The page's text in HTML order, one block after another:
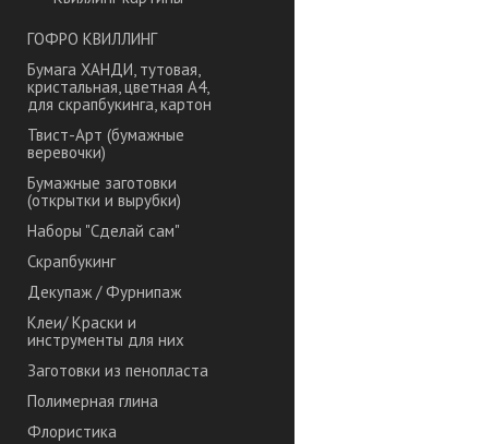
ГОФРО КВИЛЛИНГ
Бумага ХАНДИ, тутовая,
кристальная, цветная А4,
для скрапбукинга, картон
Твист-Арт (бумажные
веревочки)
Бумажные заготовки
(открытки и вырубки)
Наборы "Сделай сам"
Скрапбукинг
Декупаж / Фурнипаж
Клеи/ Краски и
инструменты для них
Заготовки из пенопласта
Полимерная глина
Флористика